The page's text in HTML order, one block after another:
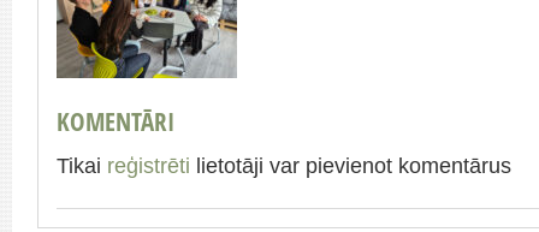
KOMENTĀRI
Tikai reģistrēti lietotāji var pievienot komentārus